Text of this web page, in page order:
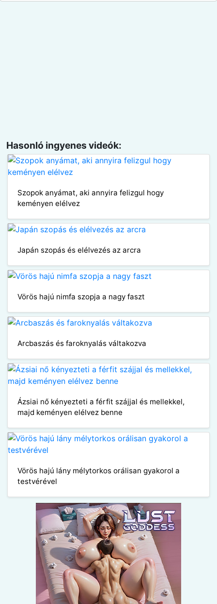
Hasonló ingyenes videók:
Szopok anyámat, aki annyira felizgul hogy
keményen elélvez
Japán szopás és elélvezés az arcra
Vörös hajú nimfa szopja a nagy faszt
Arcbaszás és faroknyalás váltakozva
Ázsiai nő kényezteti a férfit szájjal és mellekkel,
majd keményen elélvez benne
Vörös hajú lány mélytorkos orálisan gyakorol a
testvérével